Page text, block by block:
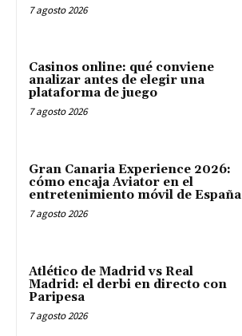
7 agosto 2026
Casinos online: qué conviene
analizar antes de elegir una
plataforma de juego
7 agosto 2026
Gran Canaria Experience 2026:
cómo encaja Aviator en el
entretenimiento móvil de España
7 agosto 2026
Atlético de Madrid vs Real
Madrid: el derbi en directo con
Paripesa
7 agosto 2026